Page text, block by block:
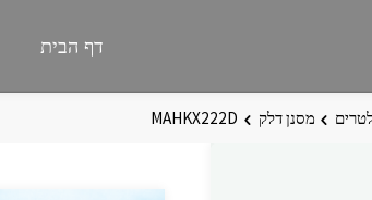
דף הבית
מסנן דלק MAHKX222D